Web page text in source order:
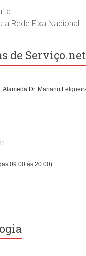
a Rede Fixa Nacional
de Serviço.net